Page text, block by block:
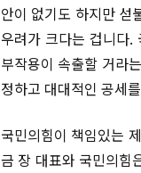
안이 없기도 하지만 섣
우려가 크다는 겁니다
부작용이 속출할 거라
정하고 대대적인 공세
국민의힘이 책임있는
금 장 대표와 국민의힘